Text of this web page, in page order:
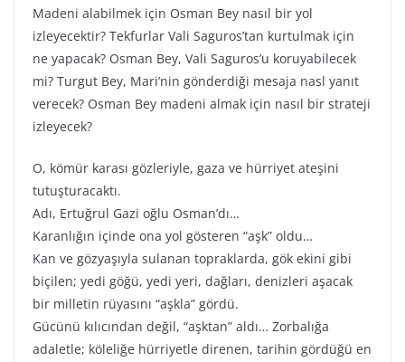
Madeni alabilmek için Osman Bey nasıl bir yol
izleyecektir? Tekfurlar Vali Saguros’tan kurtulmak için
ne yapacak? Osman Bey, Vali Saguros’u koruyabilecek
mi? Turgut Bey, Mari’nin gönderdiği mesaja nasl yanıt
verecek? Osman Bey madeni almak için nasıl bir strateji
izleyecek?
O, kömür karası gözleriyle, gaza ve hürriyet ateşini
tutuşturacaktı.
Adı, Ertuğrul Gazi oğlu Osman’dı…
Karanlığın içinde ona yol gösteren “aşk” oldu…
Kan ve gözyaşıyla sulanan topraklarda, gök ekini gibi
biçilen; yedi göğü, yedi yeri, dağları, denizleri aşacak
bir milletin rüyasını “aşkla” gördü.
Gücünü kılıcından değil, “aşktan” aldı… Zorbalığa
adaletle; köleliğe hürriyetle direnen, tarihin gördüğü en